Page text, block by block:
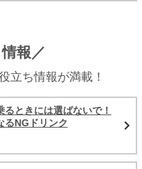
報／
立ち情報が満載！
るときには選ばないで！
るNGドリンク